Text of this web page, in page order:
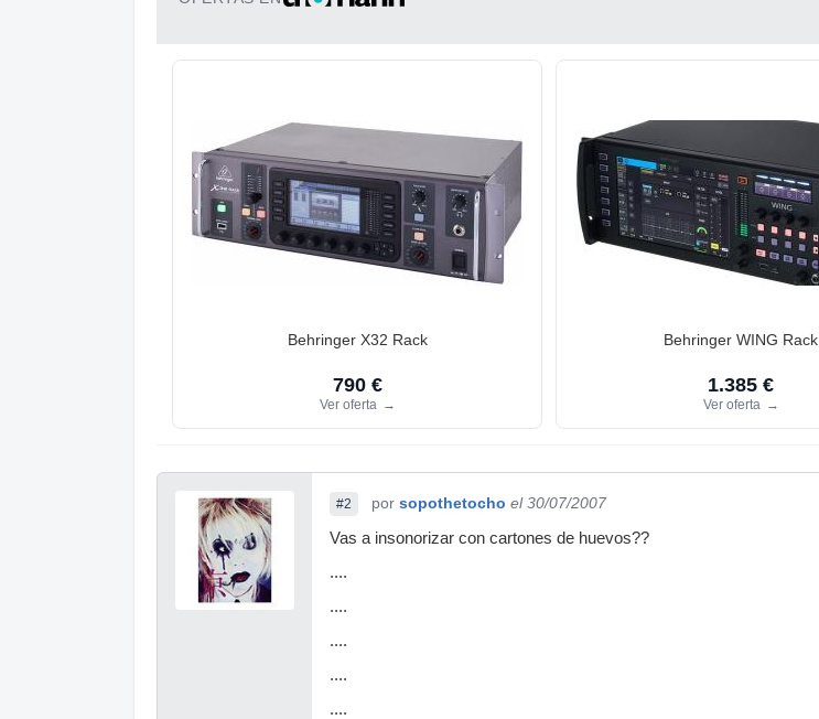
Behringer X32 Rack
790 €
Ver oferta →
Behringer WING Rack
1.385 €
Ver oferta →
#2 por sopothetocho el 30/07/2007
Vas a insonorizar con cartones de huevos??
....
....
....
....
....